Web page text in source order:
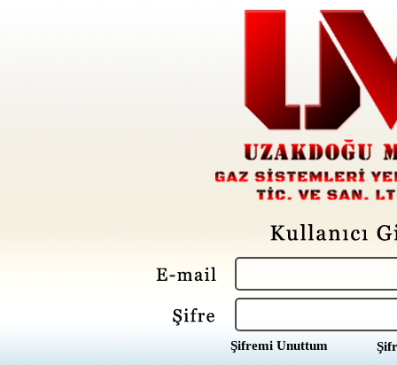
Şifremi Unuttum